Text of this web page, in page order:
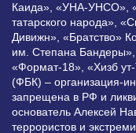
Каида», «УНА-УНСО»,
татарского народа»,
Дивижн», «Братство»
им. Степана
«Формат-18», «Хизб
(ФБК) – организация-
запрещена в РФ и
основатель Алексей
террористов и